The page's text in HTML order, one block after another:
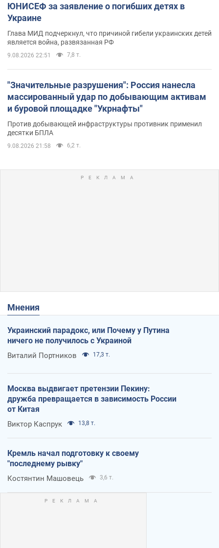
ЮНИСЕФ за заявление о погибших детях в
Украине
Глава МИД подчеркнул, что причиной гибели украинских детей
является война, развязанная РФ
9.08.2026 22:51 7,8 т.
"Значительные разрушения": Россия нанесла
массированный удар по добывающим активам
и буровой площадке "Укрнафты"
Против добывающей инфраструктуры противник применил
десятки БПЛА
9.08.2026 21:58 6,2 т.
Мнения
Украинский парадокс, или Почему у Путина
ничего не получилось с Украиной
Виталий Портников 17,3 т.
Москва выдвигает претензии Пекину:
дружба превращается в зависимость России
от Китая
Виктор Каспрук 13,8 т.
Кремль начал подготовку к своему
"последнему рывку"
Костянтин Машовець 3,6 т.